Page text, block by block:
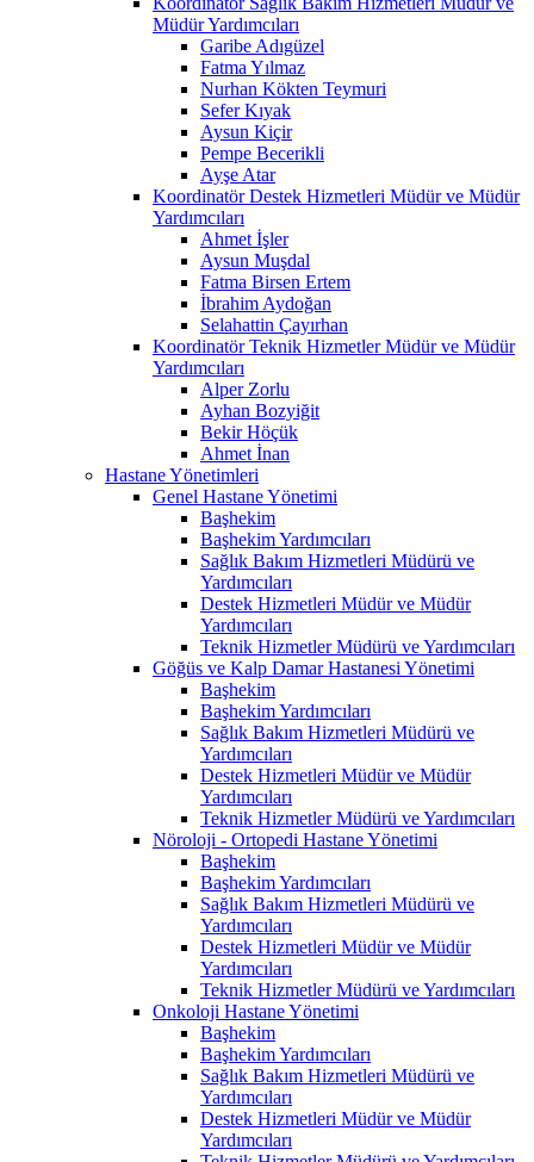
Müdür Yardımcıları
Garibe Adıgüzel
Fatma Yılmaz
Nurhan Kökten Teymuri
Sefer Kıyak
Aysun Kiçir
Pempe Becerikli
Ayşe Atar
Koordinatör Destek Hizmetleri Müdür ve Müdür
Yardımcıları
Ahmet İşler
Aysun Muşdal
Fatma Birsen Ertem
İbrahim Aydoğan
Selahattin Çayırhan
Koordinatör Teknik Hizmetler Müdür ve Müdür
Yardımcıları
Alper Zorlu
Ayhan Bozyiğit
Bekir Höçük
Ahmet İnan
Hastane Yönetimleri
Genel Hastane Yönetimi
Başhekim
Başhekim Yardımcıları
Sağlık Bakım Hizmetleri Müdürü ve
Yardımcıları
Destek Hizmetleri Müdür ve Müdür
Yardımcıları
Teknik Hizmetler Müdürü ve Yardımcıları
Göğüs ve Kalp Damar Hastanesi Yönetimi
Başhekim
Başhekim Yardımcıları
Sağlık Bakım Hizmetleri Müdürü ve
Yardımcıları
Destek Hizmetleri Müdür ve Müdür
Yardımcıları
Teknik Hizmetler Müdürü ve Yardımcıları
Nöroloji - Ortopedi Hastane Yönetimi
Başhekim
Başhekim Yardımcıları
Sağlık Bakım Hizmetleri Müdürü ve
Yardımcıları
Destek Hizmetleri Müdür ve Müdür
Yardımcıları
Teknik Hizmetler Müdürü ve Yardımcıları
Onkoloji Hastane Yönetimi
Başhekim
Başhekim Yardımcıları
Sağlık Bakım Hizmetleri Müdürü ve
Yardımcıları
Destek Hizmetleri Müdür ve Müdür
Yardımcıları